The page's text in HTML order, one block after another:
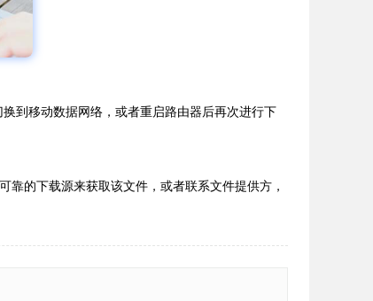
到移动数据网络，或者重启路由器后再次进行下
的下载源来获取该文件，或者联系文件提供方，